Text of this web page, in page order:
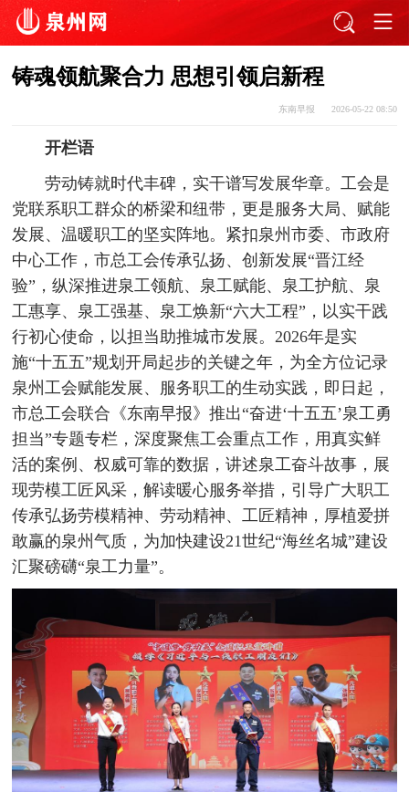
铸魂领航聚合力 思想引领启新程
东南早报 2026-05-22 08:50
开栏语
劳动铸就时代丰碑，实干谱写发展华章。工会是
党联系职工群众的桥梁和纽带，更是服务大局、赋能
发展、温暖职工的坚实阵地。紧扣泉州市委、市政府
中心工作，市总工会传承弘扬、创新发展“晋江经
验”，纵深推进泉工领航、泉工赋能、泉工护航、泉
工惠享、泉工强基、泉工焕新“六大工程”，以实干践
行初心使命，以担当助推城市发展。2026年是实
施“十五五”规划开局起步的关键之年，为全方位记录
泉州工会赋能发展、服务职工的生动实践，即日起，
市总工会联合《东南早报》推出“奋进‘十五五’泉工勇
担当”专题专栏，深度聚焦工会重点工作，用真实鲜
活的案例、权威可靠的数据，讲述泉工奋斗故事，展
现劳模工匠风采，解读暖心服务举措，引导广大职工
传承弘扬劳模精神、劳动精神、工匠精神，厚植爱拼
敢赢的泉州气质，为加快建设21世纪“海丝名城”建设
汇聚磅礴“泉工力量”。